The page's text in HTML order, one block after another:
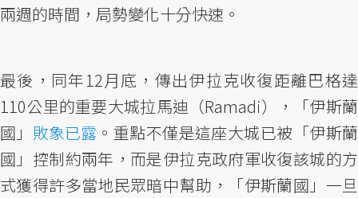
兩週的時間，局勢變化十分快速。
最後，同年12月底，傳出伊拉克收復距離巴格達
110公里的重要大城拉馬迪（Ramadi），「伊斯蘭
國」 敗象已露 。重點不僅是這座大城已被「伊斯蘭
國」控制約兩年，而是伊拉克政府軍收復該城的方
式獲得許多當地民眾暗中幫助，「伊斯蘭國」一旦